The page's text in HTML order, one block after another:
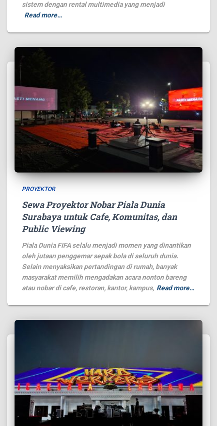
sistem dengan rental multimedia yang menjadi
Read more…
PROYEKTOR
Sewa Proyektor Nobar Piala Dunia
Surabaya untuk Cafe, Komunitas, dan
Public Viewing
Piala Dunia FIFA selalu menjadi momen yang dinantikan
oleh jutaan penggemar sepak bola di seluruh dunia.
Selain menyaksikan pertandingan di rumah, banyak
masyarakat memilih mengadakan acara nonton bareng
atau nobar di cafe, restoran, kantor, kampus, Read more…